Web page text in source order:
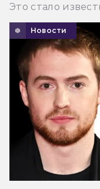
Это стало
Новости